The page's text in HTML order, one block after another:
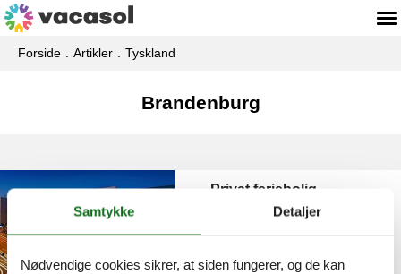
Forside Artikler Tyskland
Brandenburg
Privat feriebolig
Brandenburg
Samtykke Detaljer
Nødvendige cookies sikrer, at siden fungerer, og de kan